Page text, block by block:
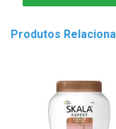
Produtos